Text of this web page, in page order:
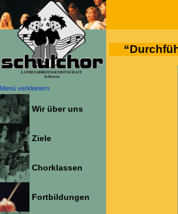
Menü verkleinern
Wir über uns
Ziele
Chorklassen
Fortbildungen